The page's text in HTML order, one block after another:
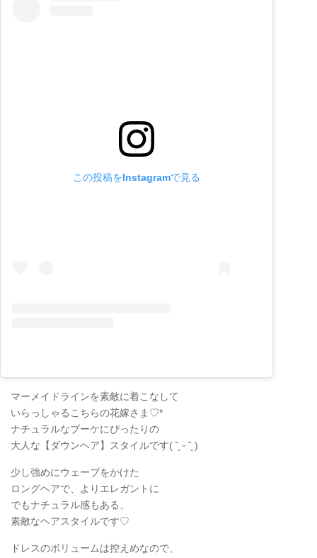
この投稿をInstagramで見る
マーメイドラインを素敵に着こなして
いらっしゃるこちらの花嫁さま♡*
ナチュラルなブーケにぴったりの
大人な【ダウンヘア】スタイルです( ˘͈ ᵕ ˘͈ )
少し強めにウェーブをかけた
ロングヘアで、よりエレガントに
でもナチュラル感もある、
素敵なヘアスタイルです♡
ドレスのボリュームは控えめなので、